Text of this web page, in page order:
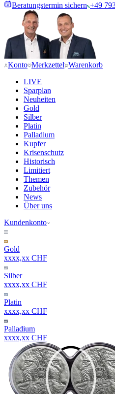
Beratungstermin sichern +49
Konto Merkzettel Warenkorb
LIVE
Sparplan
Neuheiten
Gold
Silber
Platin
Palladium
Kupfer
Krisenschutz
Historisch
Limitiert
Themen
Zubehör
News
Über uns
Kundenkonto
Gold
xxxx,xx CHF
Silber
xxxx,xx CHF
Platin
xxxx,xx CHF
Palladium
xxxx,xx CHF